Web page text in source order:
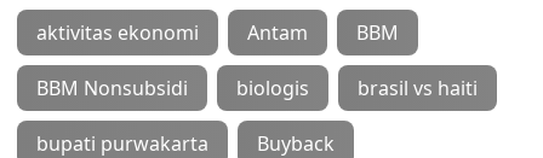
aktivitas ekonomi Antam BBM
BBM Nonsubsidi biologis brasil vs haiti
bupati purwakarta Buyback